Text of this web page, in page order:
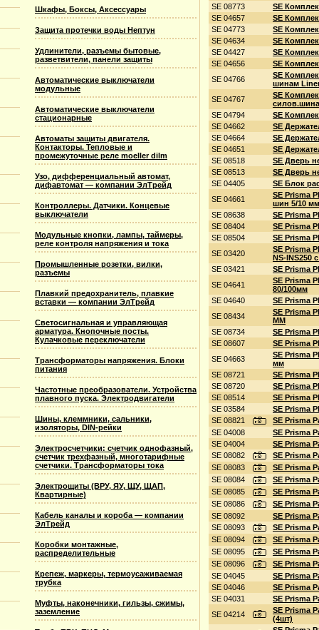
Шкафы, Боксы, Аксессуары
Защита протечки воды Нептун
Удлинители, разъемы бытовые,
разветвители, панели защиты
Автоматические выключатели
модульные
Автоматические выключатели
стационарные
Автоматы защиты двигателя.
Контакторы. Тепловые и
промежуточные реле moeller dilm
Узо, дифференциальный автомат,
дифавтомат — компании ЭлТрейд
Контроллеры. Датчики. Концевые
выключатели
Модульные кнопки, лампы, таймеры,
реле контроля напряжения и тока
Промышленные розетки, вилки,
разъемы
Плавкий предохранитель, плавкие
вставки — компании ЭлТрейд
Светосигнальная и управляющая
арматура. Кнопочные посты.
Кулачковые переключатели
Трансформаторы напряжения. Блоки
питания
Частотные преобразователи. Устройства
плавного пуска. Электродвигатели
Шины, клеммники, сальники,
изоляторы, DIN-рейки
Электросчетчики: счетчик однофазный,
счетчик трехфазный, многотарифные
счетчики. Трансформаторы тока
Электрощиты (ВРУ, ЯУ, ЩУ, ЩАП,
Квартирные)
Кабель каналы и короба — компании
ЭлТрейд
Коробки монтажные,
распределительные
Крепеж, маркеры, термоусаживаемая
трубка
Муфты, наконечники, гильзы, сжимы,
заземление
SE 08773
SE
SE 04657
SE
SE 04773
SE
SE 04634
SE
SE 04427
SE
SE 04656
SE
SE 04766
SE
шинам
SE 04767
SE
SE 04794
SE
SE 04662
SE
SE 04664
SE
SE 04651
SE
SE 08518
SE Дверь
SE 08513
SE Дверь
SE 04405
SE Блок
SE 04661
SE Prisma
шин 5/10 мм
SE 08638
SE Prisma
SE 08404
SE Prisma
SE 08504
SE Prisma
SE 03420
SE Prisma
NS-INS250
SE 03421
SE Prisma
SE 04641
SE Prisma
80/100мм
SE 04640
SE Prisma
SE 08434
SE Prisma
ММ
SE 08734
SE Prisma
SE 08607
SE Prisma
SE 04663
SE Prisma
мм
SE 08721
SE Prisma
SE 08720
SE Prisma
SE 08514
SE Prisma
SE 03584
SE Prisma
SE 08821
SE Prisma
SE 04008
SE Prisma
SE 04004
SE Prisma
SE 08082
SE Prisma
SE 08083
SE Prisma
SE 08084
SE Prisma
SE 08085
SE Prisma
SE 08086
SE Prisma
SE 08092
SE Prisma
SE 08093
SE Prisma
SE 08094
SE Prisma
SE 08095
SE Prisma
SE 08096
SE Prisma
SE 04045
SE Prisma
SE 04046
SE Prisma
SE 04031
SE Prisma
SE 04214
SE Prisma
(4шт)